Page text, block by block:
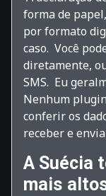
forma de
por formato
caso. Você
diretamente,
SMS. Eu
Nenhum
conferir os
receber e
A Suécia
mais